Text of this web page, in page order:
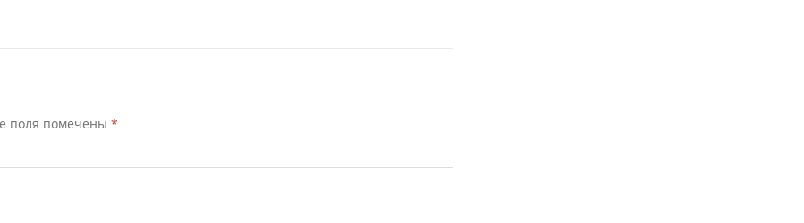
поля помечены *